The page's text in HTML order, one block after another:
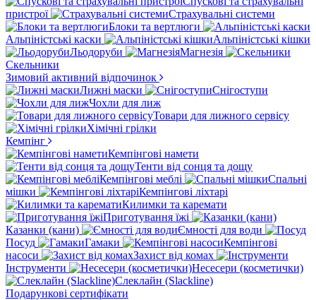
пристрої
Страхувальні системи
Блоки та вертлюги
Альпіністські каски
Альпіністські кішки
Льодоруби
Магнезія
Скельники
Зимовий активний відпочинок
Лижні маски
Снігоступи
Чохли для лиж
Товари для лижного сервісу
Хімічні грілки
Кемпінг
Кемпінгові намети
Тенти від сонця та дощу
Кемпінгові меблі
Спальні
мішки
Кемпінгові ліхтарі
Килимки та каремати
Приготування їжі
Казанки (кани)
Ємності для води
Посуд
Гамаки
Кемпінгові
насоси
Захист від комах
Інструменти
Несесери (косметички)
Слеклайн (Slackline)
Подарункові сертифікати